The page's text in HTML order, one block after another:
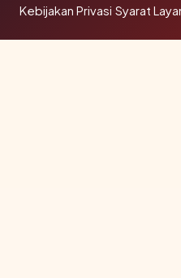
Kebijakan Privasi·Syarat